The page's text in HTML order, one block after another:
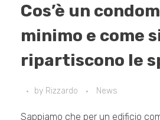
Cos’è un
minimo e come
ripartiscono le
by Rizzardo News
Sappiamo che per un edificio